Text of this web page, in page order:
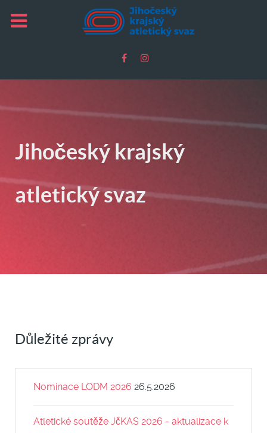
Jihočeský krajský
atletický svaz
Důležité zprávy
Nominace LODM 2026 26.5.2026
Atletické soutěže JčKAS 2026 - aktualizace k